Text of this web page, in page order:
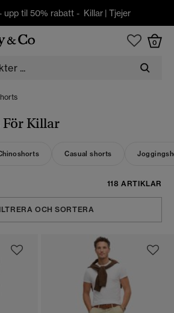
upp til 50% rabatt - Killar| Tjejer
0
För Killar
Casual shorts
118 ARTIKLAR
OCH SORTERA